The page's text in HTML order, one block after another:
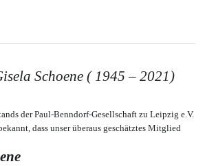
Schoene ( 1945 – 2021)
der Paul-Benndorf-Gesellschaft zu Leipzig e.V.
dass unser überaus geschätztes Mitglied